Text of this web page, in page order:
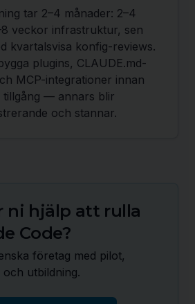
tar 2–4 månader: 2–4
veckor infrastruktur, sen
kvartalsvisa konfig-reviews.
plugins, CLAUDE.md-
MCP-integrationer innan
tillgång — annars blir
och stannar.
ni hjälp att rulla
Code?
företag med pilot,
utbildning.